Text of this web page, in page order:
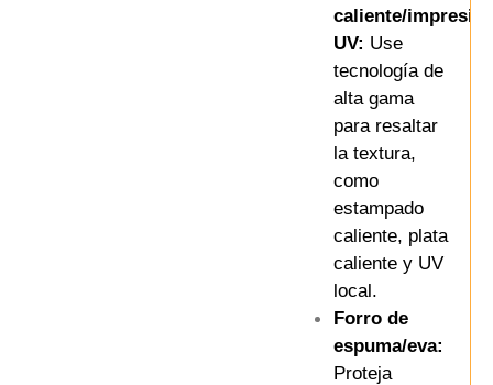
caliente/
UV: Use
tecnología de
alta gama
para resaltar
la textura,
como
estampado
caliente, plata
caliente y UV
local.
Forro de
espuma/eva:
Proteja